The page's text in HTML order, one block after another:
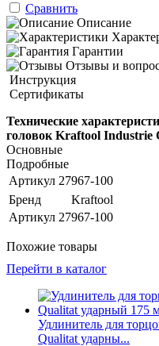
Сравнить
Описание
Гарантии
Отзывы и
Инструкция
Сертификаты
Технические
головок Kraftool Industrie
Основные
Подробные
Артикул 27967-100
Бренд
Kraftool
Артикул 27967-100
Похожие товары
Перейти в каталог
Удлинитель для
Qualitat ударны...